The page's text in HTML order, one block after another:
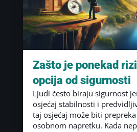
Zašto je ponekad
opcija od sigurnosti
Ljudi često biraju sigurnost
osjećaj stabilnosti i
taj osjećaj može biti
osobnom napretku. Kada